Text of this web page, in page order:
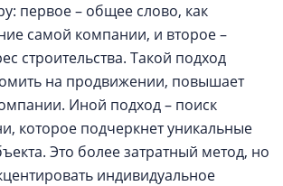
первое – общее слово, как
самой компании, и второе –
строительства. Такой подход
на продвижении, повышает
Иной подход – поиск
которое подчеркнет уникальные
Это более затратный метод, но
индивидуальное